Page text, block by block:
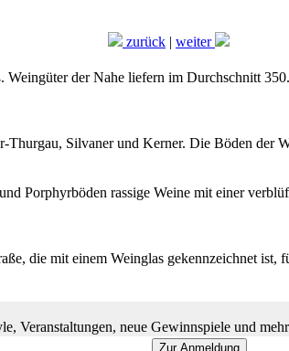
zurück | weiter
Weingüter der Nahe liefern im Durchschnitt
Silvaner und Kerner. Die Böden der
Porphyrböden rassige Weine mit einer
die mit einem Weinglas gekennzeichnet
Veranstaltungen, neue Gewinnspiele und